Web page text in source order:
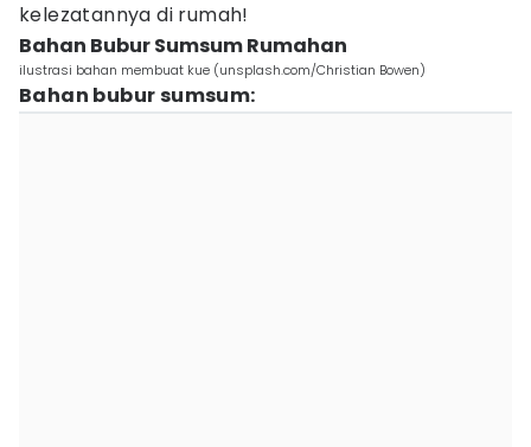
kelezatannya di rumah!
Bahan Bubur Sumsum Rumahan
ilustrasi bahan membuat kue (unsplash.com/Christian Bowen)
Bahan bubur sumsum: